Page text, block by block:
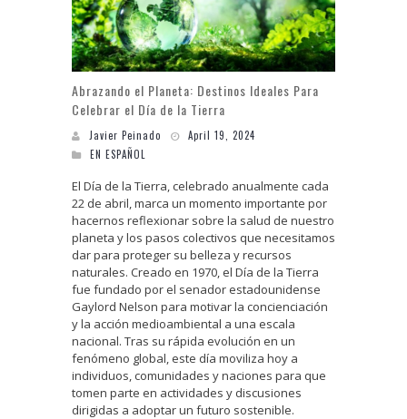
Abrazando el Planeta: Destinos Ideales Para
Celebrar el Día de la Tierra
Javier Peinado
April 19, 2024
EN ESPAÑOL
El Día de la Tierra, celebrado anualmente cada
22 de abril, marca un momento importante por
hacernos reflexionar sobre la salud de nuestro
planeta y los pasos colectivos que necesitamos
dar para proteger su belleza y recursos
naturales. Creado en 1970, el Día de la Tierra
fue fundado por el senador estadounidense
Gaylord Nelson para motivar la concienciación
y la acción medioambiental a una escala
nacional. Tras su rápida evolución en un
fenómeno global, este día moviliza hoy a
individuos, comunidades y naciones para que
tomen parte en actividades y discusiones
dirigidas a adoptar un futuro sostenible.